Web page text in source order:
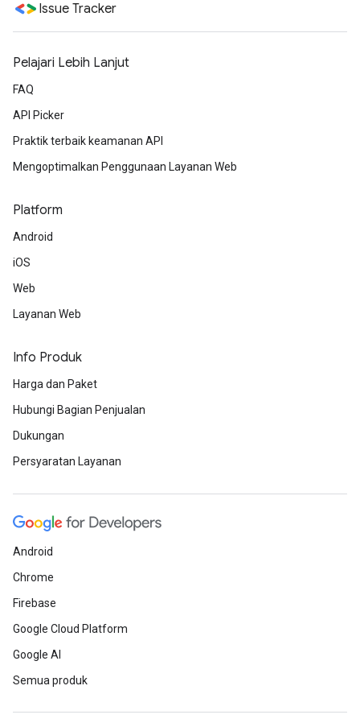
Issue Tracker
Pelajari Lebih Lanjut
FAQ
API Picker
Praktik terbaik keamanan API
Mengoptimalkan Penggunaan Layanan Web
Platform
Android
iOS
Web
Layanan Web
Info Produk
Harga dan Paket
Hubungi Bagian Penjualan
Dukungan
Persyaratan Layanan
Android
Chrome
Firebase
Google Cloud Platform
Google AI
Semua produk